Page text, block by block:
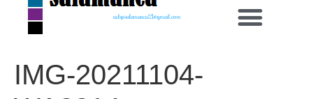
adspsalamanca21@gmail.com
IMG-20211104-